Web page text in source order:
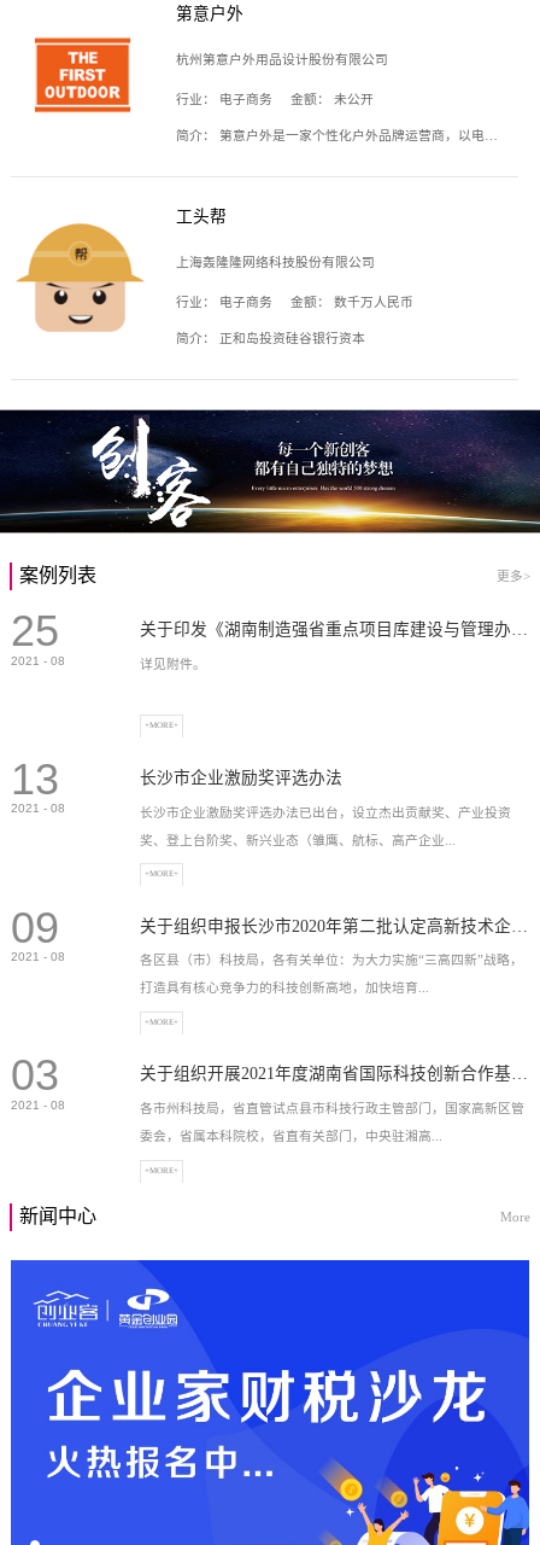
第意户外
杭州第意户外用品设计股份有限公司
行业： 电子商务 金额： 未公开
简介： 第意户外是一家个性化户外品牌运营商，以电子商务为主要载体，主要从事户外产品的设计、生产、销售业务，产品包含冲锋衣、户外鞋、户外背包等。
工头帮
上海轰隆隆网络科技股份有限公司
行业： 电子商务 金额： 数千万人民币
简介： 正和岛投资硅谷银行资本
案例列表 更多>
25
2021 - 08 详见附件。
+MORE+
13
2021 - 08
长沙市企业激励奖评选办法
长沙市企业激励奖评选办法已出台，设立杰出贡献奖、产业投资
奖、登上台阶奖、新兴业态（雏鹰、航标、高产企业...
）奖等，最高奖励2...
+MORE+
09
2021 - 08
各区县（市）科技局，各有关单位：为大力实施“三高四新”战略，
打造具有核心竞争力的科技创新高地，加快培育...
高新技术企业，充分...
+MORE+
03
2021 - 08
关于组织开展2021年度湖南省国际科技创新合作基地申报工作的通知
各市州科技局，省直管试点县市科技行政主管部门，国家高新区管
委会，省属本科院校，省直有关部门，中央驻湘高...
+MORE+
新闻中心 More